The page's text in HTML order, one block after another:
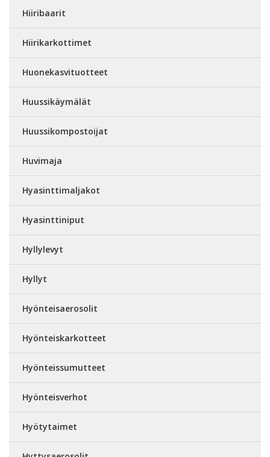
Hiiribaarit
Hiirikarkottimet
Huonekasvituotteet
Huussikäymälät
Huussikompostoijat
Huvimaja
Hyasinttimaljakot
Hyasinttiniput
Hyllylevyt
Hyllyt
Hyönteisaerosolit
Hyönteiskarkotteet
Hyönteissumutteet
Hyönteisverhot
Hyötytaimet